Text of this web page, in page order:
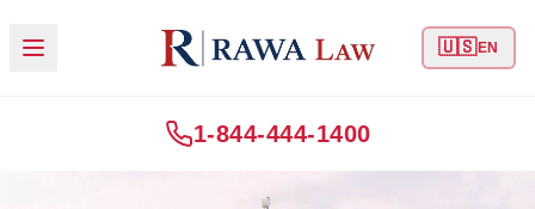
🇺🇸EN
1-844-444-1400